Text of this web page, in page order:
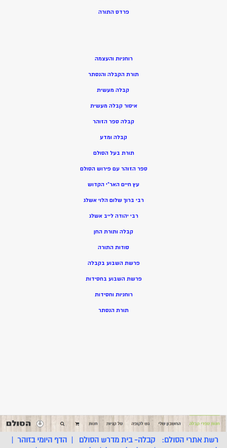
פרדס התורה
רוחניות והעצמה
תורת הקבלה והנסתר
קבלה מעשית
איסור קבלה מעשית
קבלה ספר הזוהר
קבלה ומדע
תורת בעל הסולם
ספר הזוהר עם פירוש הסולם
עץ חיים האר”י הקדוש
רבי ברוך שלום הלוי אשלג
רבי יהודה לייב אשלג
קבלה ותורת החן
סודות התורה
פרשת השבוע בקבלה
פרשת השבוע בחסידות
רוחניות וחסידות
תורת הנסתר
רשת אתרי הסולם: קבלה- בית מדרש הסולם |הדף היומי בזוהר |